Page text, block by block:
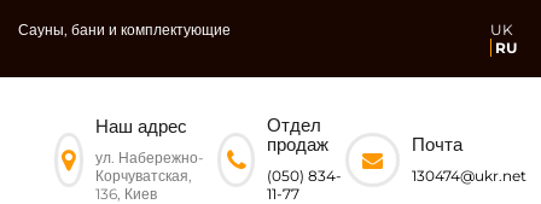
Сауны, бани и комплектующие
UK
RU
Наш адрес
ул. Набережно-
Корчуватская,
136, Киев
Отдел
продаж
(050) 834-
11-77
Почта
130474@ukr.net